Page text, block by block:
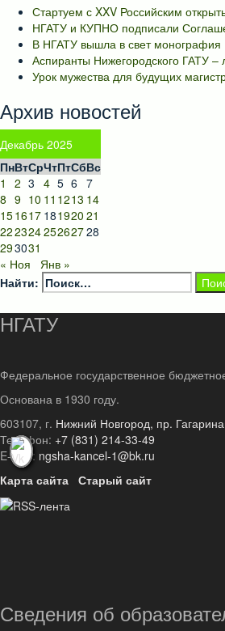
Стартуем с XXV Российским
НГАТУ и КУПНО подписали
В НГАТУ вышла в свет монография
Аспиранты Нижегородского ГАТУ
Урок мужества для будущих
Архив новостей
Декабрь 2025
ПнВтСрЧтПтСбВс
1
2 3 4 5 6 7
8 9 10 11 1213 14
151617 181920 21
22232425262728
293031
« Ноя
Янв »
Найти:
НГАТУ
Федеральное государственное
Основана в 1930 году.
603107, г. Нижний Новгород, пр.
Телефон: +7 (831) 214-33-49
E-mail: ngsha-kancel-1@bk.ru
Карта сайта Старый сайт
Сведения об